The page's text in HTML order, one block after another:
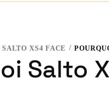
SALTO XS4 FACE
Salto